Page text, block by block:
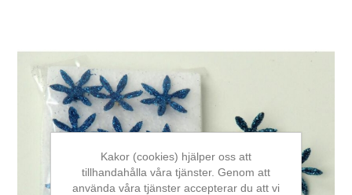
Kakor (cookies) hjälper oss att
tillhandahålla våra tjänster. Genom att
använda våra tjänster accepterar du att vi